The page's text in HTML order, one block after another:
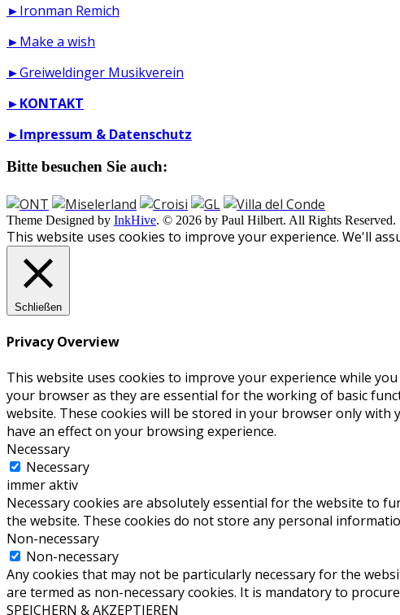
►Ironman Remich
►Make a wish
►Greiweldinger Musikverein
►KONTAKT
►Impressum & Datenschutz
Bitte besuchen Sie auch:
Theme Designed by InkHive. © 2026 by Paul Hilbert. All Rights Reserved.
This website uses cookies to improve your experience. We'll
Schließen
Privacy Overview
This website uses cookies to improve your experience while
your browser as they are essential for the working of basic
website. These cookies will be stored in your browser only
have an effect on your browsing experience.
Necessary
Necessary
immer aktiv
Necessary cookies are absolutely essential for the website to
the website. These cookies do not store any personal
Non-necessary
Non-necessary
Any cookies that may not be particularly necessary for the
are termed as non-necessary cookies. It is mandatory to
SPEICHERN & AKZEPTIEREN